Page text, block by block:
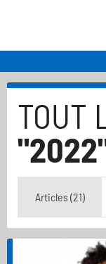
TOUT
Articles (21)